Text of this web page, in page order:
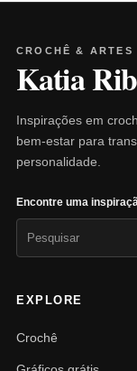
CROCHÊ & ARTES
Katia
Inspirações em
bem-estar para
personalidade.
Encontre uma
EXPLORE
Crochê